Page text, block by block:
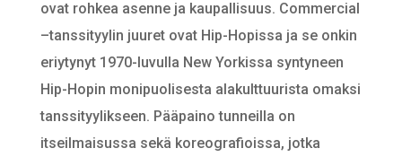
ovat rohkea asenne ja kaupallisuus. Commercial
–tanssityylin juuret ovat Hip-Hopissa ja se onkin
eriytynyt 1970-luvulla New Yorkissa syntyneen
Hip-Hopin monipuolisesta alakulttuurista omaksi
tanssityylikseen. Pääpaino tunneilla on
itseilmaisussa sekä koreografioissa, jotka